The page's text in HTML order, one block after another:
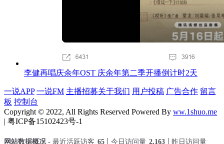
李健再唱庆余年OST 庆余年第二季开播倒计时2天
一说APP 一说FM 主播招募关于我们 用户投稿 广告合作 留言
板 控制台
Copyright © 2022, All Rights Reserved Powered By ww.1shuo.me
| 粤ICP备15102423号-1
网站数据概况 - 最近活跃访客 65 今日访问量 2,163 昨日访问量